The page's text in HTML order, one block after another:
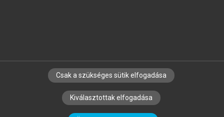
SZERZŐKNEK CÉGEKNEK KÖNYVTÁROSOKNAK
SZERKESZTÉSI ÉS LEKTORÁLÁSI ALAPELVEK
Csak a szükséges sütik elfogadása
Kiválasztottak elfogadása